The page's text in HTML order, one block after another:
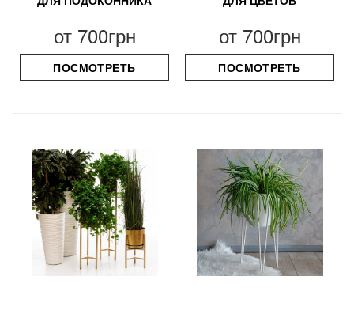
от 700грн
ПОСМОТРЕТЬ
от 700грн
ПОСМОТРЕТЬ